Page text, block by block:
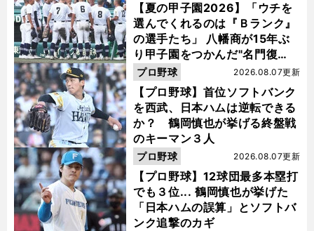
【夏の甲子園2026】「ウチを
選んでくれるのは『Ｂランク』
の選手たち」 八幡商が15年ぶ
り甲子園をつかんだ"名門復
活"の舞台裏
【プロ野球】首位ソフトバンク
を西武、日本ハムは逆転できる
か？ 鶴岡慎也が挙げる終盤戦
のキーマン３人
2026.08.07更新
プロ野球
【プロ野球】12球団最多本塁打
でも３位... 鶴岡慎也が挙げた
「日本ハムの誤算」とソフトバ
ンク追撃のカギ
2026.08.07更新
プロ野球